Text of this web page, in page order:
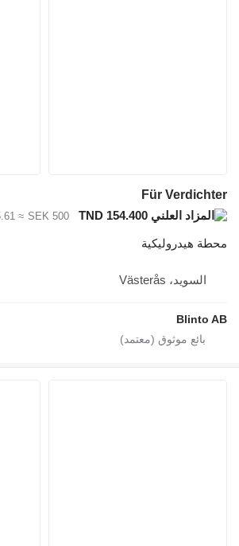
Für
TND 154.400
SEK 500
≈ €45.61
هيدروليكية
السويد، Västerås
Blinto